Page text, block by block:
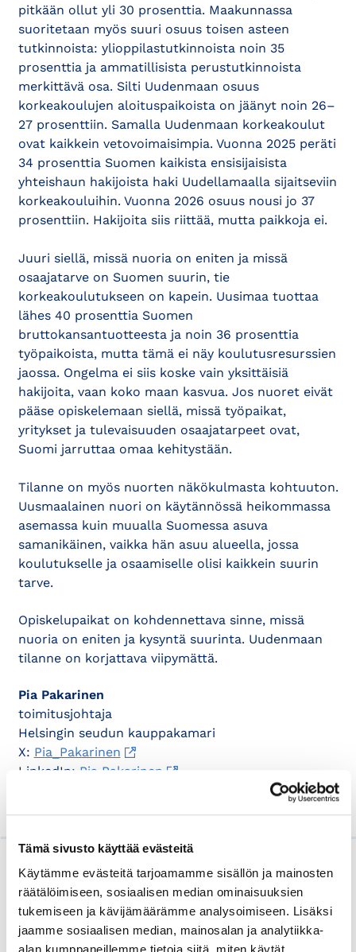
Tämä sivusto käyttää evästeitä
Käytämme evästeitä tarjoamamme sisällön ja mainosten
räätälöimiseen, sosiaalisen median ominaisuuksien
tukemiseen ja kävijämäärämme analysoimiseen. Lisäksi
jaamme sosiaalisen median, mainosalan ja analytiikka-
pitkään ollut yli 30 prosenttia. Maakunnassa
suoritetaan myös suuri osuus toisen asteen
tutkinnoista: ylioppilastutkinnoista noin 35
prosenttia ja ammatillisista perustutkinnoista
merkittävä osa. Silti Uudenmaan osuus
korkeakoulujen aloituspaikoista on jäänyt noin 26–
27 prosenttiin. Samalla Uudenmaan korkeakoulut
ovat kaikkein vetovoimaisimpia. Vuonna 2025 peräti
34 prosenttia Suomen kaikista ensisijaisista
yhteishaun hakijoista haki Uudellamaalla sijaitseviin
korkeakouluihin. Vuonna 2026 osuus nousi jo 37
prosenttiin. Hakijoita siis riittää, mutta paikkoja ei.
Juuri siellä, missä nuoria on eniten ja missä
osaajatarve on Suomen suurin, tie
korkeakoulutukseen on kapein. Uusimaa tuottaa
lähes 40 prosenttia Suomen
bruttokansantuotteesta ja noin 36 prosenttia
työpaikoista, mutta tämä ei näy koulutusresurssien
jaossa. Ongelma ei siis koske vain yksittäisiä
hakijoita, vaan koko maan kasvua. Jos nuoret eivät
pääse opiskelemaan siellä, missä työpaikat,
yritykset ja tulevaisuuden osaajatarpeet ovat,
Suomi jarruttaa omaa kehitystään.
Tilanne on myös nuorten näkökulmasta kohtuuton.
Uusmaalainen nuori on käytännössä heikommassa
asemassa kuin muualla Suomessa asuva
samanikäinen, vaikka hän asuu alueella, jossa
koulutukselle ja osaamiselle olisi kaikkein suurin
tarve.
Opiskelupaikat on kohdennettava sinne, missä
nuoria on eniten ja kysyntä suurinta. Uudenmaan
tilanne on korjattava viipymättä.
Pia Pakarinen
toimitusjohtaja
Helsingin seudun kauppakamari
X: Pia_Pakarinen
LinkedIn: Pia Pakarinen
Lue myös